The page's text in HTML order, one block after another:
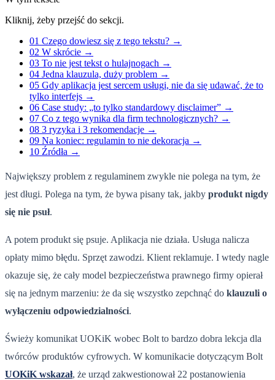
Kliknij, żeby przejść do sekcji.
01 Czego dowiesz się z tego tekstu? →
02 W skrócie →
03 To nie jest tekst o hulajnogach →
04 Jedna klauzula, duży problem →
05 Gdy aplikacja jest sercem usługi, nie da się udawać, że to
tylko interfejs →
06 Case study: „to tylko standardowy disclaimer” →
07 Co z tego wynika dla firm technologicznych? →
08 3 ryzyka i 3 rekomendacje →
09 Na koniec: regulamin to nie dekoracja →
10 Źródła →
Największy problem z regulaminem zwykle nie polega na tym, że
jest długi. Polega na tym, że bywa pisany tak, jakby produkt nigdy
się nie psuł.
A potem produkt się psuje. Aplikacja nie działa. Usługa nalicza
opłaty mimo błędu. Sprzęt zawodzi. Klient reklamuje. I wtedy nagle
okazuje się, że cały model bezpieczeństwa prawnego firmy opierał
się na jednym marzeniu: że da się wszystko zepchnąć do klauzuli o
wyłączeniu odpowiedzialności.
Świeży komunikat UOKiK wobec Bolt to bardzo dobra lekcja dla
twórców produktów cyfrowych. W komunikacie dotyczącym Bolt
UOKiK wskazał, że urząd zakwestionował 22 postanowienia